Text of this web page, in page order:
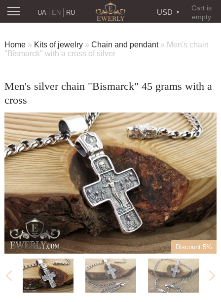
Cart is
empty
USD
RU
UA EN
Home » Kits of jewelry » Chain and pendant» Men's chain
"Bismarck" with a cross of silver
Men's silver chain "Bismarck" 45 grams with a
cross
Discount 5%